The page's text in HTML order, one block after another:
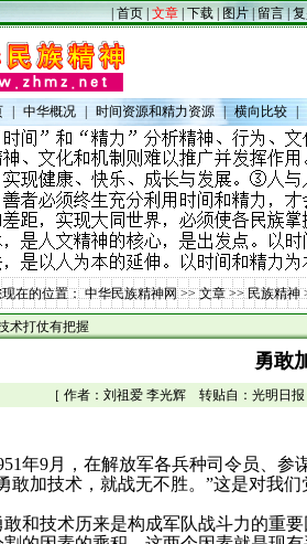
|首页|文章|下载| 图片|留言|
中华概况 时间资源和精力资源 | 横向比较
在的位置：中华民族精神网>>文章>>民族精神
术打仗有把握
勇敢
［ 作者：刘祖爱 李光辉 转贴自：光明日
年9月，在解放军各兵种司令员、参
敢加技术，就战无不胜。”这是对我
技术历来是构成军队战斗力的重要